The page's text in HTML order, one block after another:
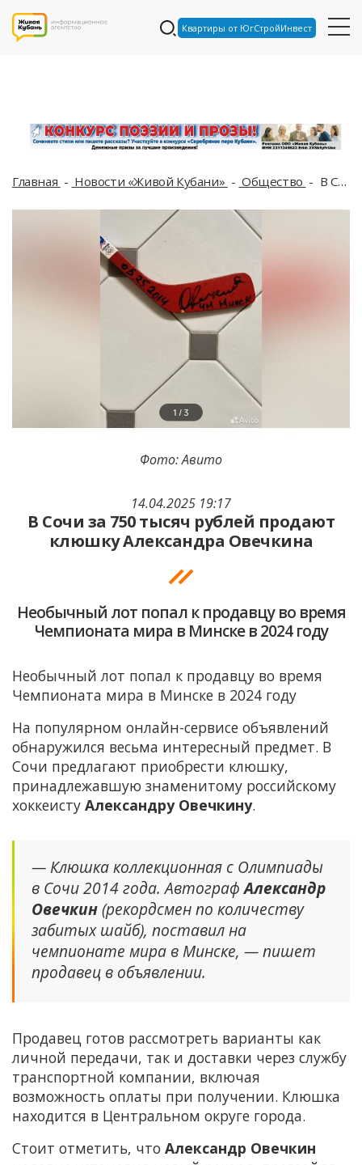
Квартиры от ЮгСтройИнвест
Главная Новости «Живой Кубани» Общество В Сочи за 750 тысяч рублей продают клюшку Александра Овечкина
14.04.2025 19:17
В Сочи за 750 тысяч рублей продают
клюшку Александра Овечкина
Необычный лот попал к продавцу во время
Чемпионата мира в Минске в 2024 году
Фото: Авито
Необычный лот попал к продавцу во время
Чемпионата мира в Минске в 2024 году
На популярном онлайн-сервисе объявлений
обнаружился весьма интересный предмет. В
Сочи предлагают приобрести клюшку,
принадлежавшую знаменитому российскому
хоккеисту Александру Овечкину.
— Клюшка коллекционная с Олимпиады
в Сочи 2014 года. АвтографАлександр
Овечкин(рекордсмен по количеству
забитых шайб), поставил на
чемпионате мира в Минске, — пишет
продавец в объявлении.
Продавец готов рассмотреть варианты как
личной передачи, так и доставки через службу
транспортной компании, включая
возможность оплаты при получении. Клюшка
находится в Центральном округе города.
Стоит отметить, что Александр Овечкин